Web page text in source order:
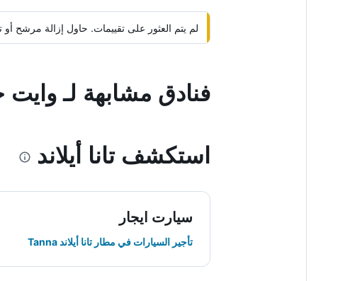
لم يتم العثور على تقييمات. حاول إزالة مرشح
فنادق مشابهة لـ
استكشف تانا أيلاند
سيارت ايجار
تأجير السيارات في مطار تانا أيلاند Tanna